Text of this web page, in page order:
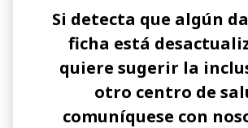
Si detecta que algún
ficha está
quiere sugerir la
otro centro de
comuníquese con